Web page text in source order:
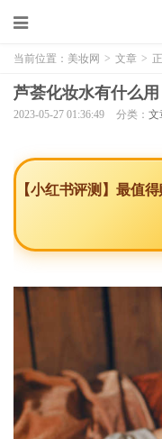
当前位置： 美妆网 > 文章 >
芦荟化妆水有什么用
2023-05-27 01:36:49 分类： 文
【小红书评测】最值